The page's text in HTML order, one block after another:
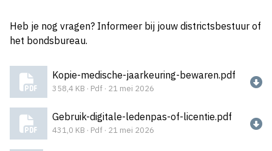
Heb je nog vragen? Informeer bij jouw districtsbestuur of
het bondsbureau.
Kopie-medische-jaarkeuring-bewaren.pdf
358,4 KB · Pdf · 21 mei 2026
Gebruik-digitale-ledenpas-of-licentie.pdf
431,0 KB · Pdf · 21 mei 2026